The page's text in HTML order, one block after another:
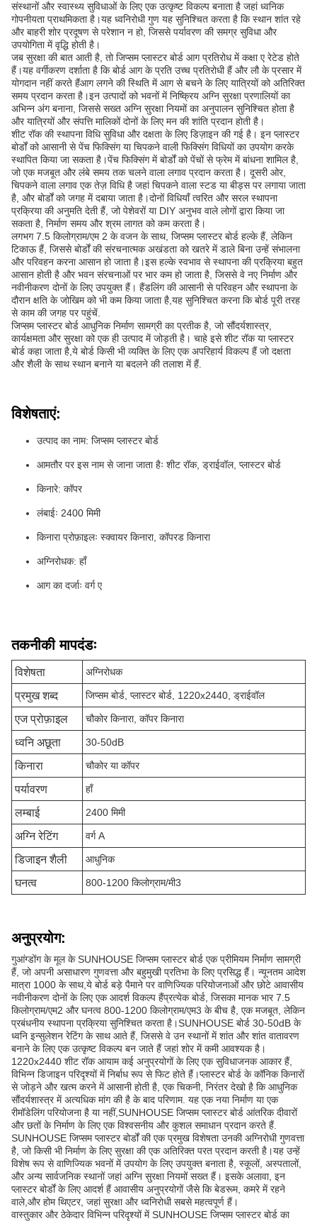
संस्थानों और स्वास्थ्य सुविधाओं के लिए एक उत्कृष्ट विकल्प बनाता है जहां ध्वनिक
गोपनीयता प्राथमिकता है।यह ध्वनिरोधी गुण यह सुनिश्चित करता है कि स्थान शांत रहे
और बाहरी शोर प्रदूषण से परेशान न हो, जिससे पर्यावरण की समग्र सुविधा और
उपयोगिता में वृद्धि होती है।
जब सुरक्षा की बात आती है, तो जिप्सम प्लास्टर बोर्ड आग प्रतिरोध में कक्षा ए रेटेड होते
हैं।यह वर्गीकरण दर्शाता है कि बोर्ड आग के प्रति उच्च प्रतिरोधी हैं और लौ के प्रसार में
योगदान नहीं करते हैंआग लगने की स्थिति में आग से बचने के लिए यात्रियों को अतिरिक्त
समय प्रदान करता है।इन उत्पादों को भवनों में निष्क्रिय अग्नि सुरक्षा प्रणालियों का
अभिन्न अंग बनाना, जिससे सख्त अग्नि सुरक्षा नियमों का अनुपालन सुनिश्चित होता है
और यात्रियों और संपत्ति मालिकों दोनों के लिए मन की शांति प्रदान होती है।
शीट रॉक की स्थापना विधि सुविधा और दक्षता के लिए डिज़ाइन की गई है। इन प्लास्टर
बोर्डों को आसानी से पेंच फिक्सिंग या चिपकने वाली फिक्सिंग विधियों का उपयोग करके
स्थापित किया जा सकता है।पेंच फिक्सिंग में बोर्डों को पेंचों से फ्रेम में बांधना शामिल है,
जो एक मजबूत और लंबे समय तक चलने वाला लगाव प्रदान करता है। दूसरी ओर,
चिपकने वाला लगाव एक तेज़ विधि है जहां चिपकने वाला स्टड या बीड्स पर लगाया जाता
है, और बोर्डों को जगह में दबाया जाता है।दोनों विधियाँ त्वरित और सरल स्थापना
प्रक्रिया की अनुमति देती हैं, जो पेशेवरों या DIY अनुभव वाले लोगों द्वारा किया जा
सकता है, निर्माण समय और श्रम लागत को कम करता है।
लगभग 7.5 किलोग्राम/एम 2 के वजन के साथ, जिप्सम प्लास्टर बोर्ड हल्के हैं, लेकिन
टिकाऊ हैं, जिससे बोर्डों की संरचनात्मक अखंडता को खतरे में डाले बिना उन्हें संभालना
और परिवहन करना आसान हो जाता है।इस हल्के स्वभाव से स्थापना की प्रक्रिया बहुत
आसान होती है और भवन संरचनाओं पर भार कम हो जाता है, जिससे वे नए निर्माण और
नवीनीकरण दोनों के लिए उपयुक्त हैं। हैंडलिंग की आसानी से परिवहन और स्थापना के
दौरान क्षति के जोखिम को भी कम किया जाता है,यह सुनिश्चित करना कि बोर्ड पूरी तरह
से काम की जगह पर पहुंचें.
जिप्सम प्लास्टर बोर्ड आधुनिक निर्माण सामग्री का प्रतीक है, जो सौंदर्यशास्त्र,
कार्यक्षमता और सुरक्षा को एक ही उत्पाद में जोड़ती है। चाहे इसे शीट रॉक या प्लास्टर
बोर्ड कहा जाता है,ये बोर्ड किसी भी व्यक्ति के लिए एक अपरिहार्य विकल्प हैं जो दक्षता
और शैली के साथ स्थान बनाने या बदलने की तलाश में हैं.
विशेषताएं:
उत्पाद का नाम: जिप्सम प्लास्टर बोर्ड
आमतौर पर इस नाम से जाना जाता हैः शीट रॉक, ड्राईवॉल, प्लास्टर बोर्ड
किनारे: कॉपर
लंबाईः 2400 मिमी
किनारा प्रोफ़ाइलः स्क्वायर किनारा, कॉपरड किनारा
अग्निरोधक: हाँ
आग का दर्जाः वर्ग ए
तकनीकी मापदंडः
विशेषता अग्निरोधक
प्रमुख शब्द जिप्सम बोर्ड, प्लास्टर बोर्ड, 1220x2440, ड्राईवॉल
एज प्रोफ़ाइल चौकोर किनारा, कॉपर किनारा
ध्वनि अछूता 30-50dB
किनारा चौकोर या कॉपर
पर्यावरण हाँ
लम्बाई 2400 मिमी
अग्नि रेटिंग वर्ग A
डिजाइन शैली आधुनिक
घनत्व 800-1200 किलोग्राम/मी3
अनुप्रयोग:
गुआंग्डोंग के मूल के SUNHOUSE जिप्सम प्लास्टर बोर्ड एक प्रीमियम निर्माण सामग्री
हैं, जो अपनी असाधारण गुणवत्ता और बहुमुखी प्रतिभा के लिए प्रसिद्ध हैं। न्यूनतम आदेश
मात्रा 1000 के साथ,ये बोर्ड बड़े पैमाने पर वाणिज्यिक परियोजनाओं और छोटे आवासीय
नवीनीकरण दोनों के लिए एक आदर्श विकल्प हैंप्रत्येक बोर्ड, जिसका मानक भार 7.5
किलोग्राम/एम2 और घनत्व 800-1200 किलोग्राम/एम3 के बीच है, एक मजबूत, लेकिन
प्रबंधनीय स्थापना प्रक्रिया सुनिश्चित करता है।SUNHOUSE बोर्ड 30-50dB के
ध्वनि इन्सुलेशन रेटिंग के साथ आते हैं, जिससे वे उन स्थानों में शांत और शांत वातावरण
बनाने के लिए एक उत्कृष्ट विकल्प बन जाते हैं जहां शोर में कमी आवश्यक है।
1220x2440 शीट रॉक आयाम कई अनुप्रयोगों के लिए एक सुविधाजनक आकार हैं,
विभिन्न डिजाइन परिदृश्यों में निर्बाध रूप से फिट होते हैं।प्लास्टर बोर्ड के कॉनिक किनारों
से जोड़ने और खत्म करने में आसानी होती है, एक चिकनी, निरंतर देखो है कि आधुनिक
सौंदर्यशास्त्र में अत्यधिक मांग की है के बाद परिणाम. यह एक नया निर्माण या एक
रीमॉडेलिंग परियोजना है या नहीं,SUNHOUSE जिप्सम प्लास्टर बोर्ड आंतरिक दीवारों
और छतों के निर्माण के लिए एक विश्वसनीय और कुशल समाधान प्रदान करते हैं.
SUNHOUSE जिप्सम प्लास्टर बोर्डों की एक प्रमुख विशेषता उनकी अग्निरोधी गुणवत्ता
है, जो किसी भी निर्माण के लिए सुरक्षा की एक अतिरिक्त परत प्रदान करती है।यह उन्हें
विशेष रूप से वाणिज्यिक भवनों में उपयोग के लिए उपयुक्त बनाता है, स्कूलों, अस्पतालों,
और अन्य सार्वजनिक स्थानों जहां अग्नि सुरक्षा नियमों सख्त हैं। इसके अलावा, इन
प्लास्टर बोर्डों के लिए आदर्श हैं आवासीय अनुप्रयोगों जैसे कि बेडरूम, कमरे में रहने
वाले,और होम थिएटर, जहां सुरक्षा और ध्वनिरोधी सबसे महत्वपूर्ण हैं।
वास्तुकार और ठेकेदार विभिन्न परिदृश्यों में SUNHOUSE जिप्सम प्लास्टर बोर्ड का